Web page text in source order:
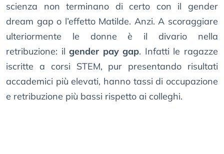
scienza non terminano di certo con il gender
dream gap o l’effetto Matilde. Anzi. A scoraggiare
ulteriormente le donne è il divario nella
retribuzione: ilgender pay gap. Infatti le ragazze
iscritte a corsi STEM, pur presentando risultati
accademici più elevati, hanno tassi di occupazione
e retribuzione più bassi rispetto ai colleghi.